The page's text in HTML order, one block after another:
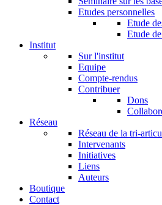
Etudes personnelles
Etude
Etude
Institut
Sur l'institut
Equipe
Compte-rendus
Contribuer
Dons
Réseau
Réseau de la tri-
Intervenants
Initiatives
Liens
Auteurs
Boutique
Contact